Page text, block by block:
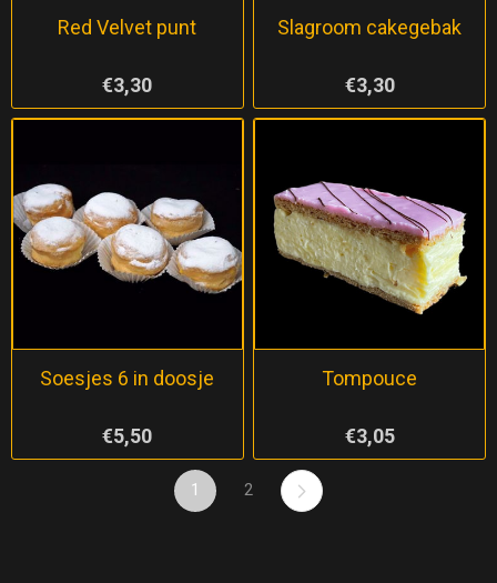
Red Velvet punt
€3,30
Slagroom cakegebak
€3,30
Soesjes 6 in doosje
€5,50
Tompouce
€3,05
1 2